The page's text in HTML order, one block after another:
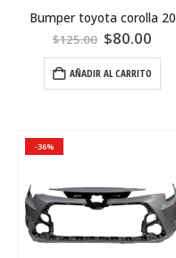
Bumper toyota corolla 20
$125.00 $80.00
AÑADIR AL CARRITO
-36%